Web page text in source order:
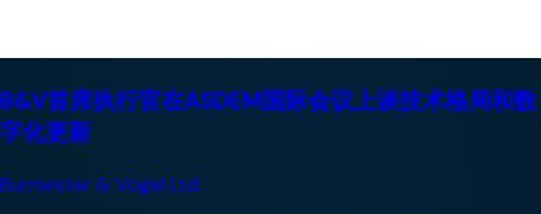
B&V首席执行官在ASDEM国际会议上谈技术格局和数
字化更新
Burmester & Vogel Ltd.